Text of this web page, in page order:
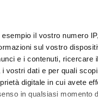
il vostro numero
sul vostro
e i contenuti, ricercare
vostri dati e per quali
digitale in cui avete
in qualsiasi momento
Più filtri - 1
Ordine Mioaffitto